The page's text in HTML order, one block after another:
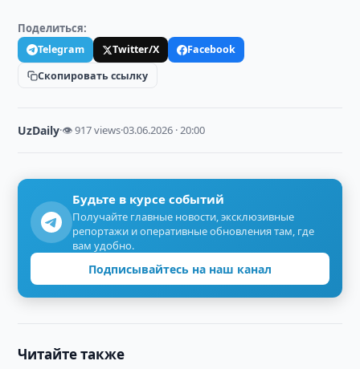
Поделиться:
Telegram Twitter/X
Facebook
Скопировать ссылку
UzDaily·👁 917 views·03.06.2026 · 20:00
Будьте в курсе событий
Получайте главные новости, эксклюзивные
репортажи и оперативные обновления там, где
вам удобно.
Подписывайтесь на наш канал
Читайте также